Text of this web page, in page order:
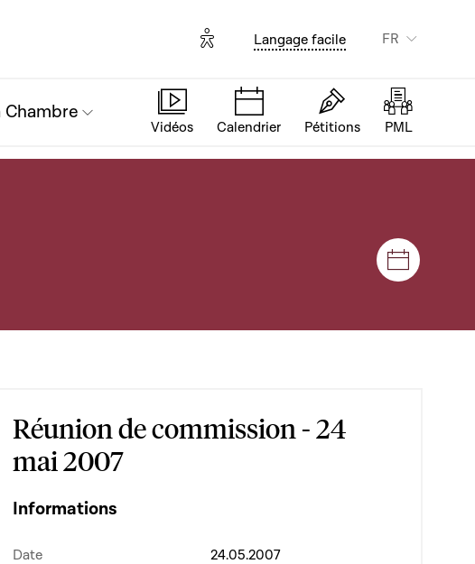
Options d'accessibilité
Langage facile FR
Vidéos Calendrier Pétitions PML
Séances
Réunion de commission - 24
mai 2007
Informations
Date 24.05.2007